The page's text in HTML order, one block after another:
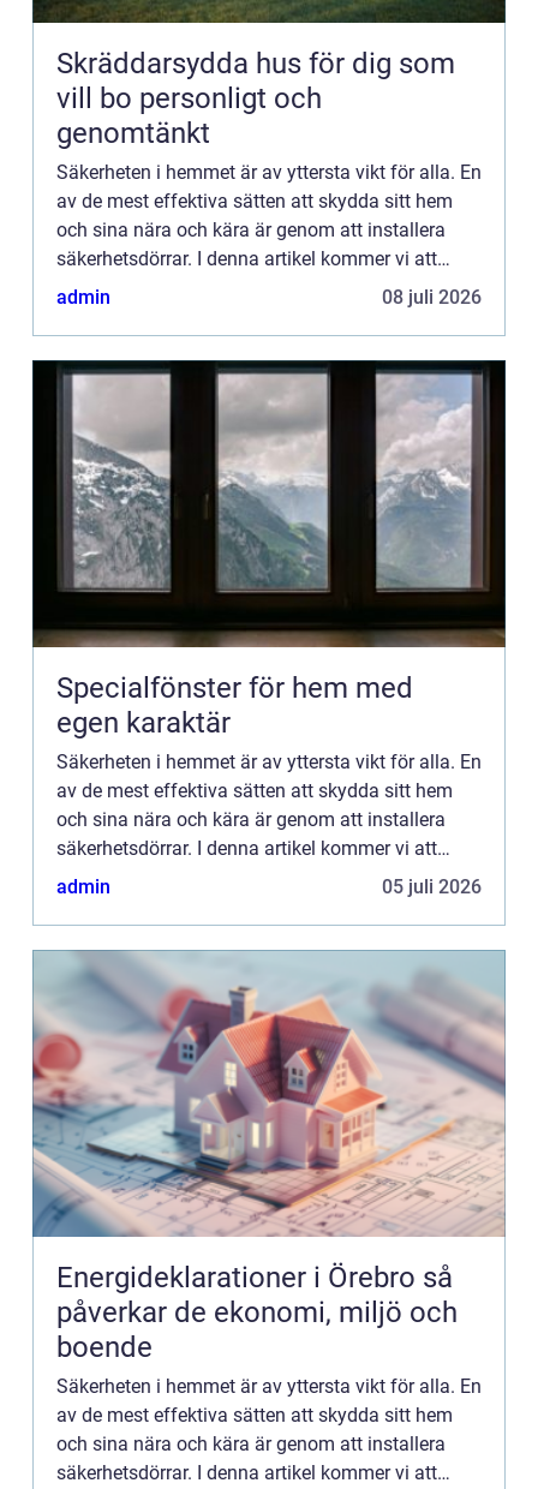
Skräddarsydda hus för dig som
vill bo personligt och
genomtänkt
Säkerheten i hemmet är av yttersta vikt för alla. En
av de mest effektiva sätten att skydda sitt hem
och sina nära och kära är genom att installera
säkerhetsdörrar. I denna artikel kommer vi att
utforska vad säkerhetsdörrar är och hur de
admin 08 juli 2026
Specialfönster för hem med
egen karaktär
Säkerheten i hemmet är av yttersta vikt för alla. En
av de mest effektiva sätten att skydda sitt hem
och sina nära och kära är genom att installera
säkerhetsdörrar. I denna artikel kommer vi att
utforska vad säkerhetsdörrar är och hur de
admin 05 juli 2026
Energideklarationer i Örebro så
påverkar de ekonomi, miljö och
boende
Säkerheten i hemmet är av yttersta vikt för alla. En
av de mest effektiva sätten att skydda sitt hem
och sina nära och kära är genom att installera
säkerhetsdörrar. I denna artikel kommer vi att